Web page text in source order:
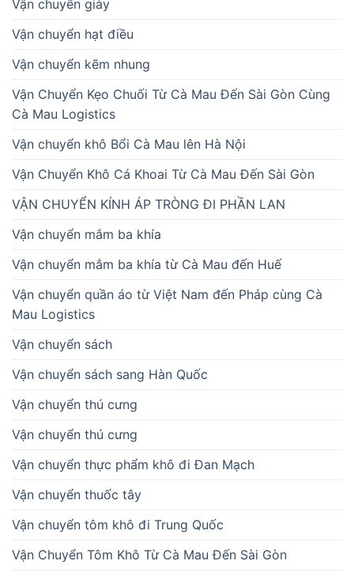
Vận chuyển giày
Vận chuyển hạt điều
Vận chuyển kẽm nhung
Vận Chuyển Kẹo Chuối Từ Cà Mau Đến Sài Gòn Cùng
Cà Mau Logistics
Vận chuyển khô Bổi Cà Mau lên Hà Nội
Vận Chuyển Khô Cá Khoai Từ Cà Mau Đến Sài Gòn
VẬN CHUYỂN KÍNH ÁP TRÒNG ĐI PHẦN LAN
Vận chuyển mắm ba khía
Vận chuyển mắm ba khía từ Cà Mau đến Huế
Vận chuyển quần áo từ Việt Nam đến Pháp cùng Cà
Mau Logistics
Vận chuyển sách
Vận chuyển sách sang Hàn Quốc
Vận chuyển thú cưng
Vận chuyển thú cưng
Vận chuyển thực phẩm khô đi Đan Mạch
Vận chuyển thuốc tây
Vận chuyển tôm khô đi Trung Quốc
Vận Chuyển Tôm Khô Từ Cà Mau Đến Sài Gòn